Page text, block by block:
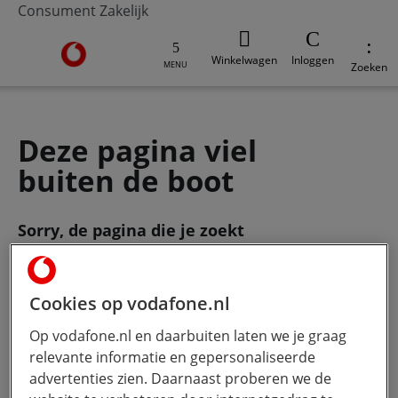
Consument Zakelijk
Ga naar de Vodafone homepage
MENU Winkelwagen Inloggen Zoeken
Deze pagina viel
buiten de boot
Sorry, de pagina die je zoekt
bestaat
niet meer. Gebruik de zoekbalk
om je vraag te stellen.
Wat wil je weten?Hoe meer jij
typt, hoe beter onze Ai werkt.
Cookies op vodafone.nl
Op vodafone.nl en daarbuiten laten we je graag
relevante informatie en gepersonaliseerde
advertenties zien. Daarnaast proberen we de